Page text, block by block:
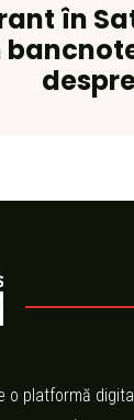
în
o platformă